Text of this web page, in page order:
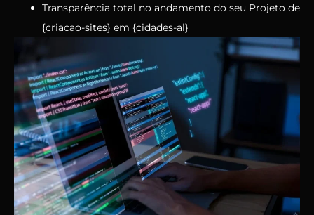
Transparência total no andamento do seu Projeto de
{criacao-sites} em {cidades-al}